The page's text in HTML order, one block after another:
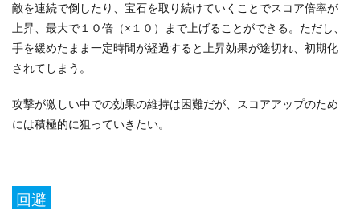
敵を連続で倒したり、宝石を取り続けていくことでスコア倍率が
上昇、最大で１０倍（×１０）まで上げることができる。ただし、
手を緩めたまま一定時間が経過すると上昇効果が途切れ、初期化
されてしまう。
攻撃が激しい中での効果の維持は困難だが、スコアアップのため
には積極的に狙っていきたい。
回避